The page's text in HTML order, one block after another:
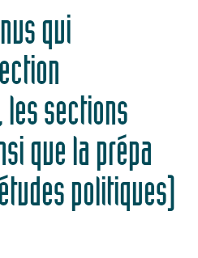
qui
les sections
que la prépa
politiques)